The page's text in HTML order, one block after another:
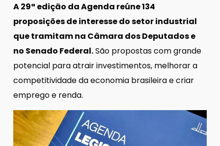
A 29ª edição da Agenda reúne 134
proposições de interesse do setor industrial
que tramitam na Câmara dos Deputados e
no Senado Federal.São propostas com grande
potencial para atrair investimentos, melhorar a
competitividade da economia brasileira e criar
emprego e renda.